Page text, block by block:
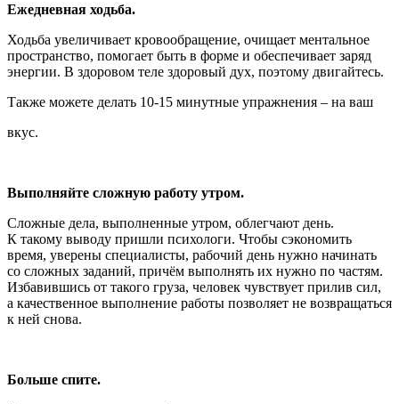
Ежедневная ходьба.
Ходьба увеличивает кровообращение, очищает ментальное
пространство, помогает быть в форме и обеспечивает заряд
энергии. В здоровом теле здоровый дух, поэтому двигайтесь.
Также можете делать 10-15 минутные упражнения – на ваш
вкус.
Выполняйте сложную работу утром.
Сложные дела, выполненные утром, облегчают день.
К такому выводу пришли психологи. Чтобы сэкономить
время, уверены специалисты, рабочий день нужно начинать
со сложных заданий, причём выполнять их нужно по частям.
Избавившись от такого груза, человек чувствует прилив сил,
а качественное выполнение работы позволяет не возвращаться
к ней снова.
Больше спите.